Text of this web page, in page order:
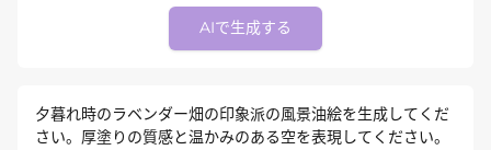
AIで生成する
夕暮れ時のラベンダー畑の印象派の風景油絵を生成してくだ
さい。厚塗りの質感と温かみのある空を表現してください。